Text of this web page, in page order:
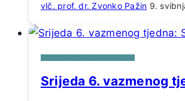
vlč. prof. dr. Zvonko Pažin 9.
Srijeda 6. vazmenog